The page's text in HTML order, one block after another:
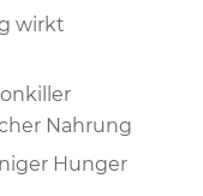
wirkt
Nahrung
Hunger